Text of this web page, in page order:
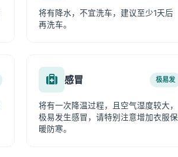
将有降水，不宜洗车，建议至少1天后
再洗车。
感冒 极易发
将有一次降温过程，且空气湿度较大，
极易发生感冒，请特别注意增加衣服保
暖防寒。